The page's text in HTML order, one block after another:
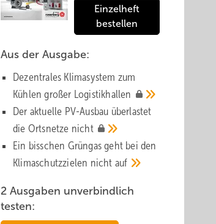
Einzelheft
bestellen
Aus der Ausgabe:
Dezentrales Klimasystem zum
Kühlen großer Logistik­hallen
Der aktuelle PV-Ausbau über­lastet
die Orts­netze nicht
Ein bisschen Grüngas geht bei den
Klima­schutz­zielen nicht auf
2 Ausgaben unverbindlich
testen: